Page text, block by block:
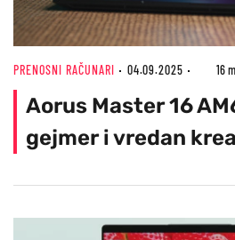
PRENOSNI RAČUNARI 04.09.2025 16
Aorus Master 16
gejmer i vredan